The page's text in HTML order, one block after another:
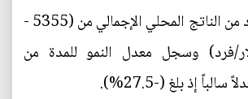
معدل نصيب الفرد من الناتج المحلي الإجمالي من (5355 -
دولار/فرد) وسجل معدل النمو للمدة من